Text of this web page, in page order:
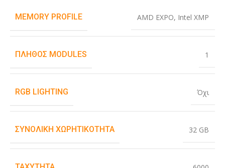
MEMORY PROFILE AMD EXPO, Intel XMP
ΠΛΉΘΟΣ MODULES 1
RGB LIGHTING Όχι
ΣΥΝΟΛΙΚΉ ΧΩΡΗΤΙΚΌΤΗΤΑ 32 GB